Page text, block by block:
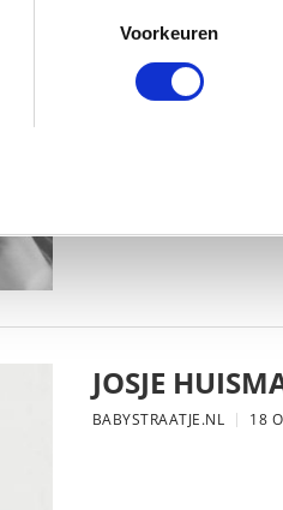
Voorkeuren
KIM
MANNEN
BABYSTRAATJE.NL
JOSJE
BABYSTRAATJE.NL 18